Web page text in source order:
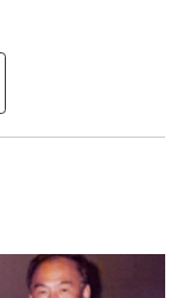
學出版碩士，